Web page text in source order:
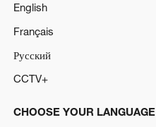
English
Français
Русский
CCTV+
CHOOSE YOUR LANGUAGE